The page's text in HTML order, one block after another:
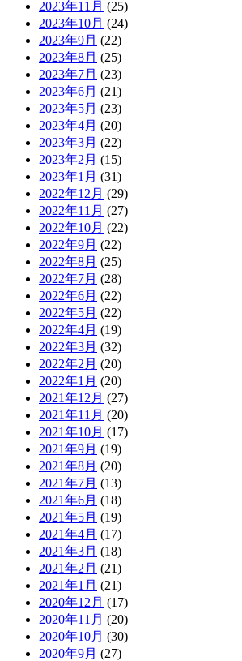
2023年11月 (25)
2023年10月 (24)
2023年9月 (22)
2023年8月 (25)
2023年7月 (23)
2023年6月 (21)
2023年5月 (23)
2023年4月 (20)
2023年3月 (22)
2023年2月 (15)
2023年1月 (31)
2022年12月 (29)
2022年11月 (27)
2022年10月 (22)
2022年9月 (22)
2022年8月 (25)
2022年7月 (28)
2022年6月 (22)
2022年5月 (22)
2022年4月 (19)
2022年3月 (32)
2022年2月 (20)
2022年1月 (20)
2021年12月 (27)
2021年11月 (20)
2021年10月 (17)
2021年9月 (19)
2021年8月 (20)
2021年7月 (13)
2021年6月 (18)
2021年5月 (19)
2021年4月 (17)
2021年3月 (18)
2021年2月 (21)
2021年1月 (21)
2020年12月 (17)
2020年11月 (20)
2020年10月 (30)
2020年9月 (27)